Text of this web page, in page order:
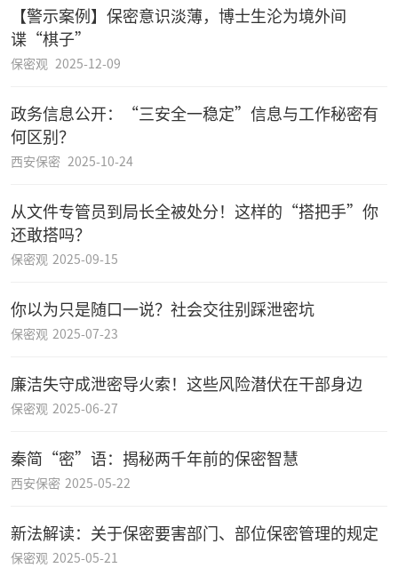
【警示案例】保密意识淡薄，博士生沦为境外间
谍“棋子”
保密观 2025-12-09
政务信息公开：“三安全一稳定”信息与工作秘密有
何区别？
西安保密 2025-10-24
从文件专管员到局长全被处分！这样的“搭把手”你
还敢搭吗？
保密观 2025-09-15
你以为只是随口一说？社会交往别踩泄密坑
保密观 2025-07-23
廉洁失守成泄密导火索！这些风险潜伏在干部身边
保密观 2025-06-27
秦简“密”语：揭秘两千年前的保密智慧
西安保密 2025-05-22
新法解读：关于保密要害部门、部位保密管理的规定
保密观 2025-05-21